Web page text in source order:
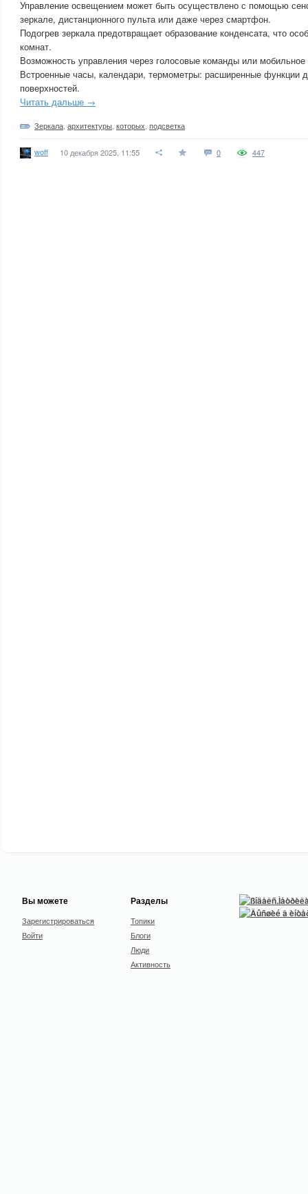
Управление освещением может быть осуществлено с помощью
зеркале, дистанционного пульта или даже через смартфон.
Подогрев зеркала предотвращает образование конденсата, что
комнат.
Возможность управления через голосовые команды или
Встроенные часы, календари, термометры: расширенные функции
поверхностей.
Читать дальше →
Зеркала архитектуры которых подсветка
woff 10 декабря 2025, 11:55 0 447
Вы можете
Зарегистрироваться
Войти
Разделы
Топики
Блоги
Люди
Активность